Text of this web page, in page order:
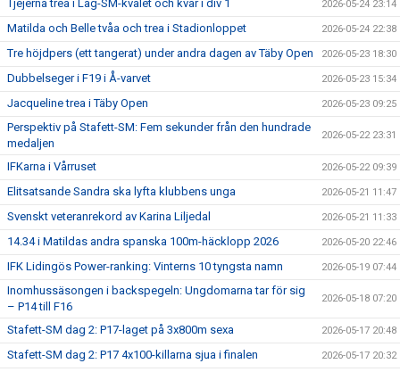
Tjejerna trea i Lag-SM-kvalet och kvar i div 1 2026-05-24 23:14
Matilda och Belle tvåa och trea i Stadionloppet 2026-05-24 22:38
Tre höjdpers (ett tangerat) under andra dagen av Täby Open 2026-05-23 18:30
Dubbelseger i F19 i Å-varvet 2026-05-23 15:34
Jacqueline trea i Täby Open 2026-05-23 09:25
Perspektiv på Stafett-SM: Fem sekunder från den hundrade
medaljen
2026-05-22 23:31
IFKarna i Vårruset 2026-05-22 09:39
Elitsatsande Sandra ska lyfta klubbens unga 2026-05-21 11:47
Svenskt veteranrekord av Karina Liljedal 2026-05-21 11:33
14.34 i Matildas andra spanska 100m-häcklopp 2026 2026-05-20 22:46
IFK Lidingös Power-ranking: Vinterns 10 tyngsta namn 2026-05-19 07:44
Inomhussäsongen i backspegeln: Ungdomarna tar för sig
– P14 till F16
2026-05-18 07:20
Stafett-SM dag 2: P17-laget på 3x800m sexa 2026-05-17 20:48
Stafett-SM dag 2: P17 4x100-killarna sjua i finalen 2026-05-17 20:32